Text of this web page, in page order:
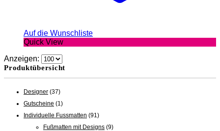
Auf die Wunschliste
Quick View
Anzeigen:
Produktübersicht
Designer (37)
Gutscheine (1)
Individuelle Fussmatten (91)
Fußmatten mit Designs (9)